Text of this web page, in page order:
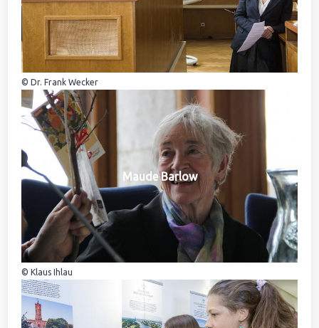
© Dr. Frank Wecker
Maude Barlow
© Klaus Ihlau